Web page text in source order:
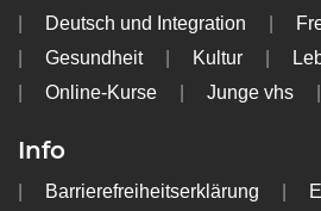
Deutsch und Integration
Gesundheit
Kultur
Online-Kurse
Junge vhs
Info
Barrierefreiheitserklärung